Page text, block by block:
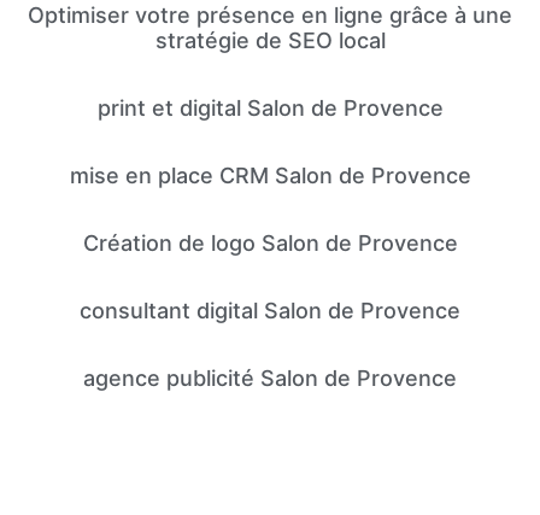
Optimiser votre présence en ligne grâce à une
stratégie de SEO local
print et digital Salon de Provence
mise en place CRM Salon de Provence
Création de logo Salon de Provence
consultant digital Salon de Provence
agence publicité Salon de Provence